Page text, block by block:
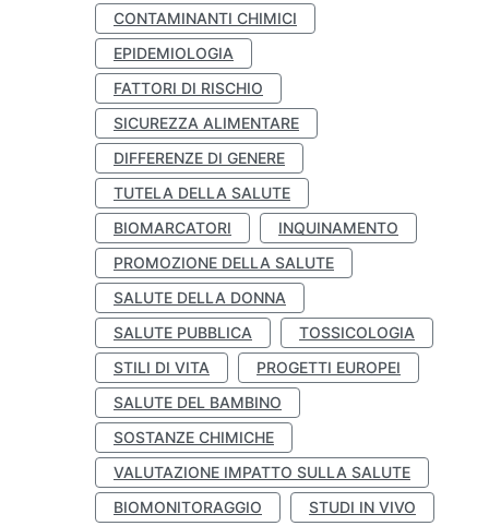
CONTAMINANTI CHIMICI
EPIDEMIOLOGIA
FATTORI DI RISCHIO
SICUREZZA ALIMENTARE
DIFFERENZE DI GENERE
TUTELA DELLA SALUTE
BIOMARCATORI
INQUINAMENTO
PROMOZIONE DELLA SALUTE
SALUTE DELLA DONNA
SALUTE PUBBLICA
TOSSICOLOGIA
STILI DI VITA
PROGETTI EUROPEI
SALUTE DEL BAMBINO
SOSTANZE CHIMICHE
VALUTAZIONE IMPATTO SULLA SALUTE
BIOMONITORAGGIO
STUDI IN VIVO